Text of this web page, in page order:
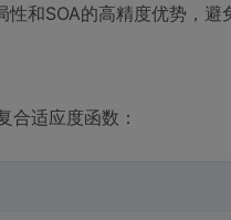
性和SOA的高精度优势，
合适应度函数：